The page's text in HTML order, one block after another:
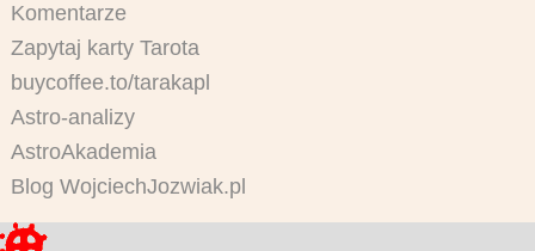
Komentarze
Zapytaj karty Tarota
buycoffee.to/tarakapl
Astro-analizy
AstroAkademia
Blog WojciechJozwiak.pl